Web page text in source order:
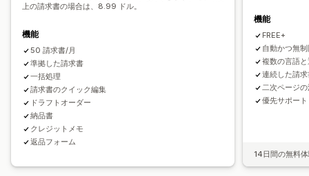
PDF生成
印刷とエクスポート 連番付け
上の請求書の場合は、8.99 ドル。
機能
50 請求書/月
準拠した請求書
一括処理
請求書のクイック編集
ドラフトオーダー
納品書
クレジットメモ
返品フォーム
機能
FREE+
自動かつ無
複数の言語
連続した請
二次ページ
優先サポート
14日間の無料